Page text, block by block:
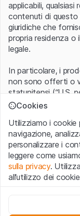
applicabili,
contenuti di
giuridiche che
propria residenza o
legale.
In particolare, i
non sono offerti o
statunitensi (“U.S.
statunitensi” vanno
1933 che include
d’America, le
americane.
Condizioni di
Con l’accesso al
avvertenze
Cookies
Utilizziamo i cookie
navigazione,
personalizzare i
leggere come
sulla privacy.
all’utilizzo dei
Questi cookie sono